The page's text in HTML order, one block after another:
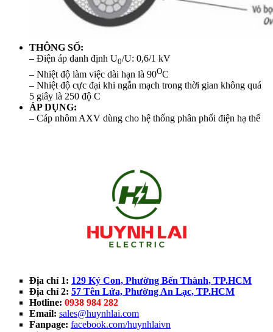
THÔNG SỐ:
– Điện áp danh định U0/U: 0,6/1 kV
– Nhiệt độ làm việc dài hạn là 90OC
– Nhiệt độ cực đại khi ngắn mạch trong thời gian không quá
5 giây là 250 độ C
ÁP DỤNG:
– Cáp nhôm AXV dùng cho hệ thống phân phối điện hạ thế
Địa chỉ 1: 129 Ký Con, Phường Bến Thành, TP.HCM
Địa chỉ 2: 57 Tên Lửa, Phường An Lạc, TP.HCM
Hotline: 0938 984 282
Email: sales@huynhlai.com
Fanpage: facebook.com/huynhlaivn